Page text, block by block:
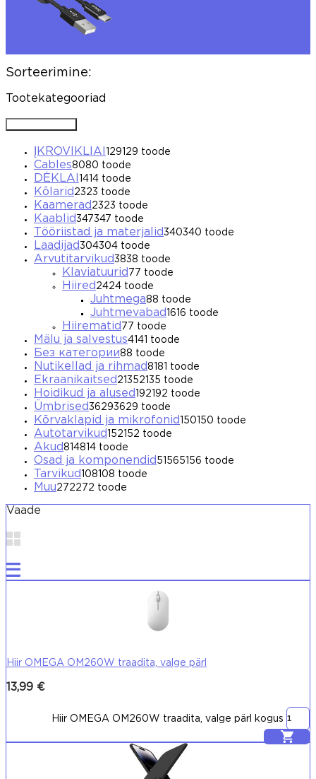
Sorteerimine:
Tootekategooriad
ĮKROVIKLIAI 129 129 toode
Cables8080 toode
DĖKLAI 14 14 toode
Kõlarid 2323 toode
Kaamerad 2323 toode
Kaablid347347 toode
Tööriistad ja materjalid340340 toode
Laadijad304304 toode
Arvutitarvikud3838 toode
Klaviatuurid 7 7 toode
Hiired 2424 toode
Juhtmega88 toode
Juhtmevabad 16 16 toode
Hiirematid 7 7 toode
Mälu ja salvestus41 41 toode
Без категории88 toode
Nutikellad ja rihmad 81 81 toode
Ekraanikaitsed 21352135 toode
Hoidikud ja alused 192 192 toode
Ümbrised36293629 toode
Kõrvaklapid ja mikrofonid 150 150 toode
Autotarvikud 152 152 toode
Akud 814814 toode
Osad ja komponendid 51565156 toode
Tarvikud 108 108 toode
Muu272272 toode
Vaade
Hiir OMEGA OM260W traadita, valge pärl
13,99 €
Hiir OMEGA OM260W traadita, valge pärl kogus
Lisa korvi